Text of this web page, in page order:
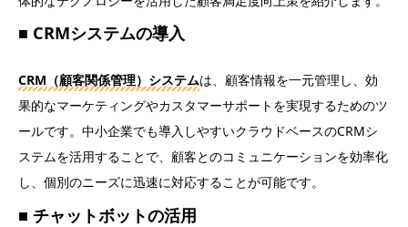
CRMシステムの導入
CRM（顧客関係管理）システムは、顧客情報を一元管理し、効
果的なマーケティングやカスタマーサポートを実現するためのツ
ールです。中小企業でも導入しやすいクラウドベースのCRMシ
ステムを活用することで、顧客とのコミュニケーションを効率化
し、個別のニーズに迅速に対応することが可能です。
チャットボットの活用